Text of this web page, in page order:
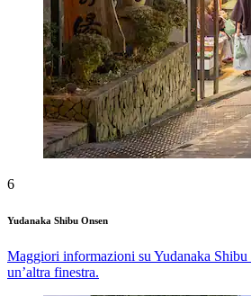
6
Yudanaka Shibu Onsen
Maggiori informazioni su Yudanaka Shibu
un’altra finestra.